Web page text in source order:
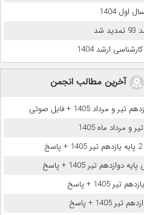
1404
ارشد 1404
آخرین مطالب انجمن
مرداد ماه 1405
تیر 1405 + پاسخ